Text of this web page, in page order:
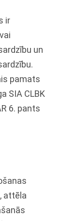
ir
un
pamats
SIA CLBK
6. pants
attēla